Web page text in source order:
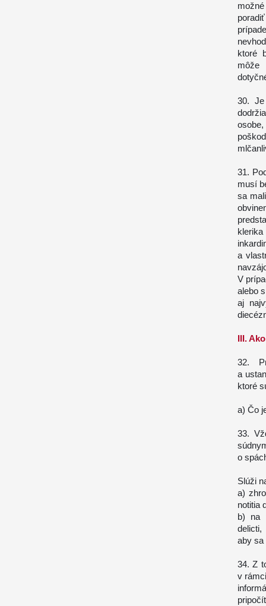
ktoré
môže
30.
31.
musí
sa
a
V
alebo
aj
III.
32.
a
ktoré
a) Čo
33.
o
Slúži
a)
notitia
b) na
delicti,
aby sa
34. Z
v